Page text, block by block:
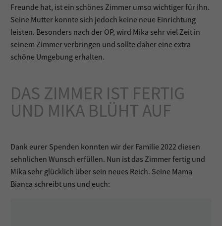
Freunde hat, ist ein schönes Zimmer umso wichtiger für ihn.
Seine Mutter konnte sich jedoch keine neue Einrichtung
leisten. Besonders nach der OP, wird Mika sehr viel Zeit in
seinem Zimmer verbringen und sollte daher eine extra
schöne Umgebung erhalten.
DAS ZIMMER IST FERTIG
UND MIKA BLÜHT AUF
Dank eurer Spenden konnten wir der Familie 2022 diesen
sehnlichen Wunsch erfüllen. Nun ist das Zimmer fertig und
Mika sehr glücklich über sein neues Reich. Seine Mama
Bianca schreibt uns und euch: